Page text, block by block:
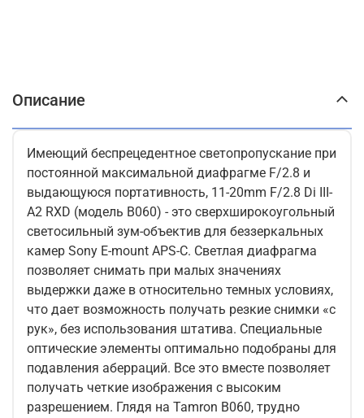
Описание
Имеющий беспрецедентное светопропускание при
постоянной максимальной диафрагме F/2.8 и
выдающуюся портативность, 11-20mm F/2.8 Di III-
A2 RXD (модель B060) - это сверхширокоугольный
светосильный зум-объектив для беззеркальных
камер Sony E-mount APS-C. Светлая диафрагма
позволяет снимать при малых значениях
выдержки даже в относительно темных условиях,
что дает возможность получать резкие снимки «с
рук», без использования штатива. Специальные
оптические элементы оптимально подобраны для
подавления аберраций. Все это вместе позволяет
получать четкие изображения с высоким
разрешением. Глядя на Tamron B060, трудно